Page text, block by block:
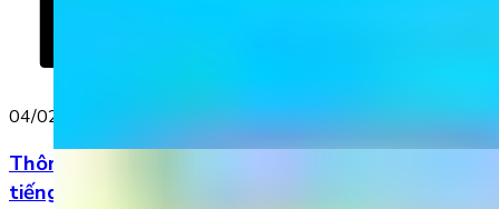
04/02/2023
Thông báo kết quả cuộc thi “Bố ơi mình cùng học
tiếng Anh đi!”